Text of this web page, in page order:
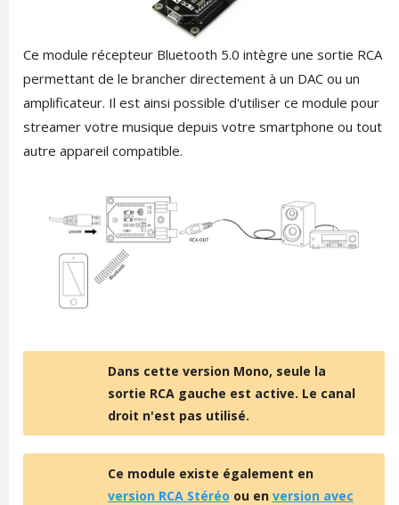
Ce module récepteur Bluetooth 5.0 intègre une sortie RCA
permettant de le brancher directement à un DAC ou un
amplificateur. Il est ainsi possible d'utiliser ce module pour
streamer votre musique depuis votre smartphone ou tout
autre appareil compatible.
Dans cette version Mono, seule la
sortie RCA gauche est active. Le canal
droit n'est pas utilisé.
Ce module existe également en
version RCA Stéréo ou en version avec